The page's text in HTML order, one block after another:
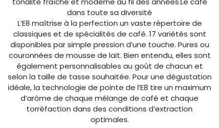
dans toute sa diversité
L’E8 maîtrise à la perfection un vaste répertoire de
classiques et de spécialités de café. 17 variétés sont
disponibles par simple pression d’une touche. Pures ou
couronnées de mousse de lait. Bien entendu, elles sont
également personnalisables au goût de chacun et
selon la taille de tasse souhaitée. Pour une dégustation
idéale, la technologie de pointe de l’E8 tire un maximum
d’arôme de chaque mélange de café et chaque
torréfaction dans des conditions d’extraction
optimales.